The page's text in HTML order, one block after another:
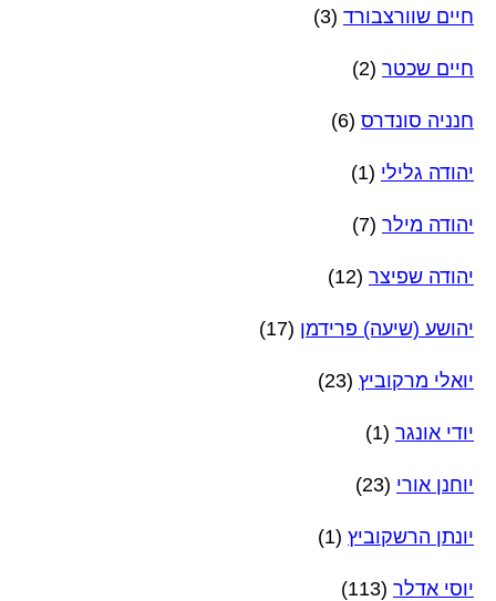
חיים שוורצבורד (3)
חיים שכטר (2)
חנניה סונדרס (6)
יהודה גלילי (1)
יהודה מילר (7)
יהודה שפיצר (12)
יהושע (שיעה) פרידמן (17)
יואלי מרקוביץ (23)
יודי אונגר (1)
יוחנן אורי (23)
יונתן הרשקוביץ (1)
יוסי אדלר (113)